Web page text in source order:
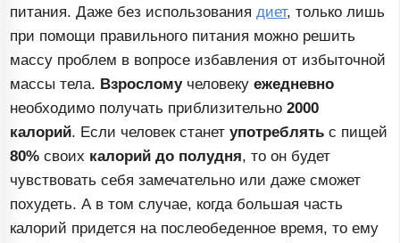
питания. Даже без использованиядиет, только лишь
при помощи правильного питания можно решить
массу проблем в вопросе избавления от избыточной
массы тела. Взросломучеловекуежедневно
необходимо получать приблизительно2000
калорий. Если человек станетупотреблять с пищей
80% своих калорий до полудня, то он будет
чувствовать себя замечательно или даже сможет
похудеть. А в том случае, когда большая часть
калорий придется на послеобеденное время, то ему